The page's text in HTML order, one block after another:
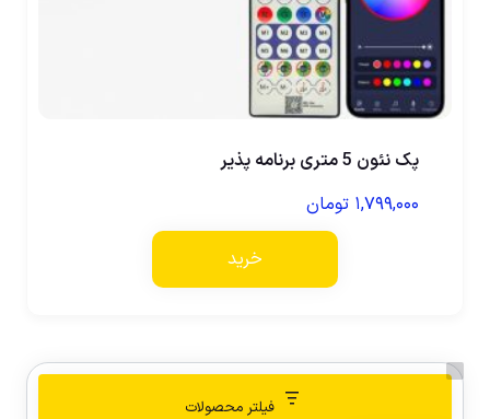
پک نئون 5 متری برنامه پذیر
۱,۷۹۹,۰۰۰ تومان
خرید
فیلتر محصولات